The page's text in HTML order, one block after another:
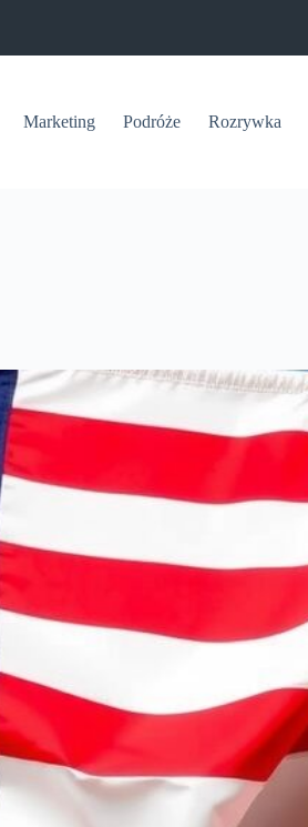
Marketing Podróże Rozrywka